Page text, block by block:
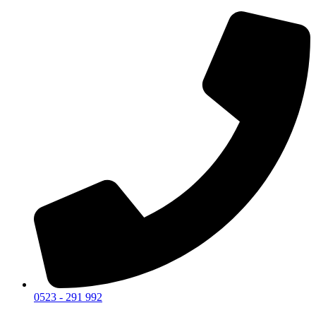
0523 - 291 992